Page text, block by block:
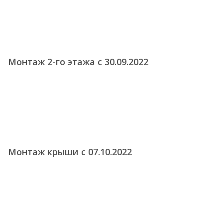
Монтаж 2-го этажа с 30.09.2022
Монтаж крыши с 07.10.2022